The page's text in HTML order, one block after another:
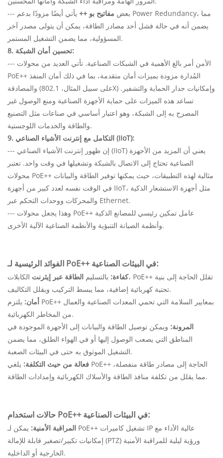
--- بعض مفاتيح بو ++ يأتي أيضًا مزودًا بدعم Power Redundancy، مما
يضمن أنه في حالة فشل أحد مصادر الطاقة، يمكن أن يتولى مصدر آخر
المسؤولية، مما يضمن التشغيل المستمر.
8. تحسين أمان الشبكة:
--- الأمن أمر بالغ الأهمية في الشبكات الصناعية. تأتي العديد من محولات
PoE++ المُدارة مزودة بميزات أمان متقدمة، بما في ذلك أمان المنفذ
والمصادقة (على سبيل المثال، 802.1X) وإمكانيات جدار الحماية والتشفير.
تساعد هذه الميزات على حماية الأجهزة الصناعية ومنع الوصول غير
المصرح به إلى الشبكة، وهو اعتبار أساسي في صناعات مثل التصنيع
والطاقة والخدمات اللوجستية.
9. التكامل مع إنترنت الأشياء الصناعي (IIoT):
--- إن ظهور إنترنت الأشياء الصناعي (IIoT) يعني أن المزيد من الأجهزة
الصناعية تحتاج إلى الاتصال بالشبكة وتشغيلها في وقت واحد. تعتبر
محولات PoE++ مثالية لهذه التطبيقات، حيث يمكنها توفير الطاقة والبيانات
في الوقت نفسه لعدد كبير من أجهزة IIoT، مثل أجهزة الاستشعار الذكية
والمحركات ووحدات التحكم عبر Ethernet.
--- وهذا يجعل محولات PoE++ عامل تمكين رئيسي للمصانع الذكية
وأنظمة الصيانة التنبؤية والأنظمة الصناعية الآلية الأخرى.
الفوائد الرئيسية لـ PoE++ في البيئات الصناعية:
كفاءة: بالتسليم الطاقة عبر إيثرنت الكابلات، PoE++ تقلل الحاجة إلى بنية
تحتية كهربائية إضافية، مما يبسط التركيب ويقلل التكاليف.
أمان: يلتزم PoE++ بمعايير السلامة التي تحمي المعدات الصناعية والعمال
من المخاطر الكهربائية.
المرونة: ويمكن توصيل الطاقة والبيانات إلى الأجهزة الموجودة في
المناطق التي يصعب الوصول إليها أو في الهواء الطلق، مما يضمن
التشغيل الموثوق به حتى في البيئات الصعبة.
فعالة من حيث التكلفة: يلغي PoE++ الحاجة إلى مصادر طاقة منفصلة،
مما يقلل من تكلفة منافذ الطاقة والأسلاك الكهربائية وإمدادات الطاقة.
حالات استخدام PoE++ في البيئات الصناعية:
المراقبة الأمنية: يمكن لـ PoE++ تشغيل كاميرات IP عالية الأداء مع
إمكانيات تكبير/تصغير قابلة للإمالة (PTZ) ورؤية ليلية للمراقبة الأمنية
الخارجية أو الداخلية.